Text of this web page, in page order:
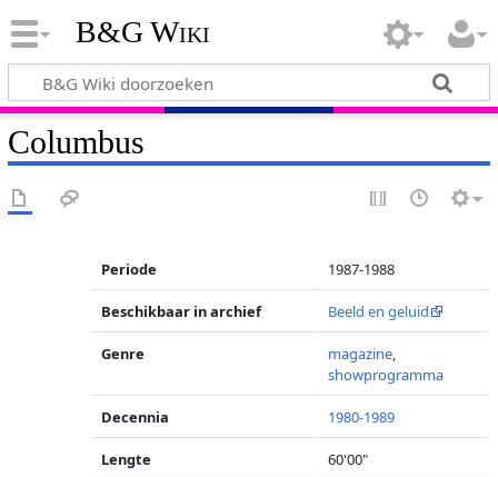
B&G Wiki
Columbus
Periode 1987-1988
Beschikbaar in archief Beeld en geluid
Genre magazine,
showprogramma
Decennia 1980-1989
Lengte 60'00"